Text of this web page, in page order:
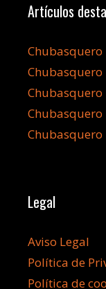
Artículos
Legal
Aviso Legal
Política de
Política de